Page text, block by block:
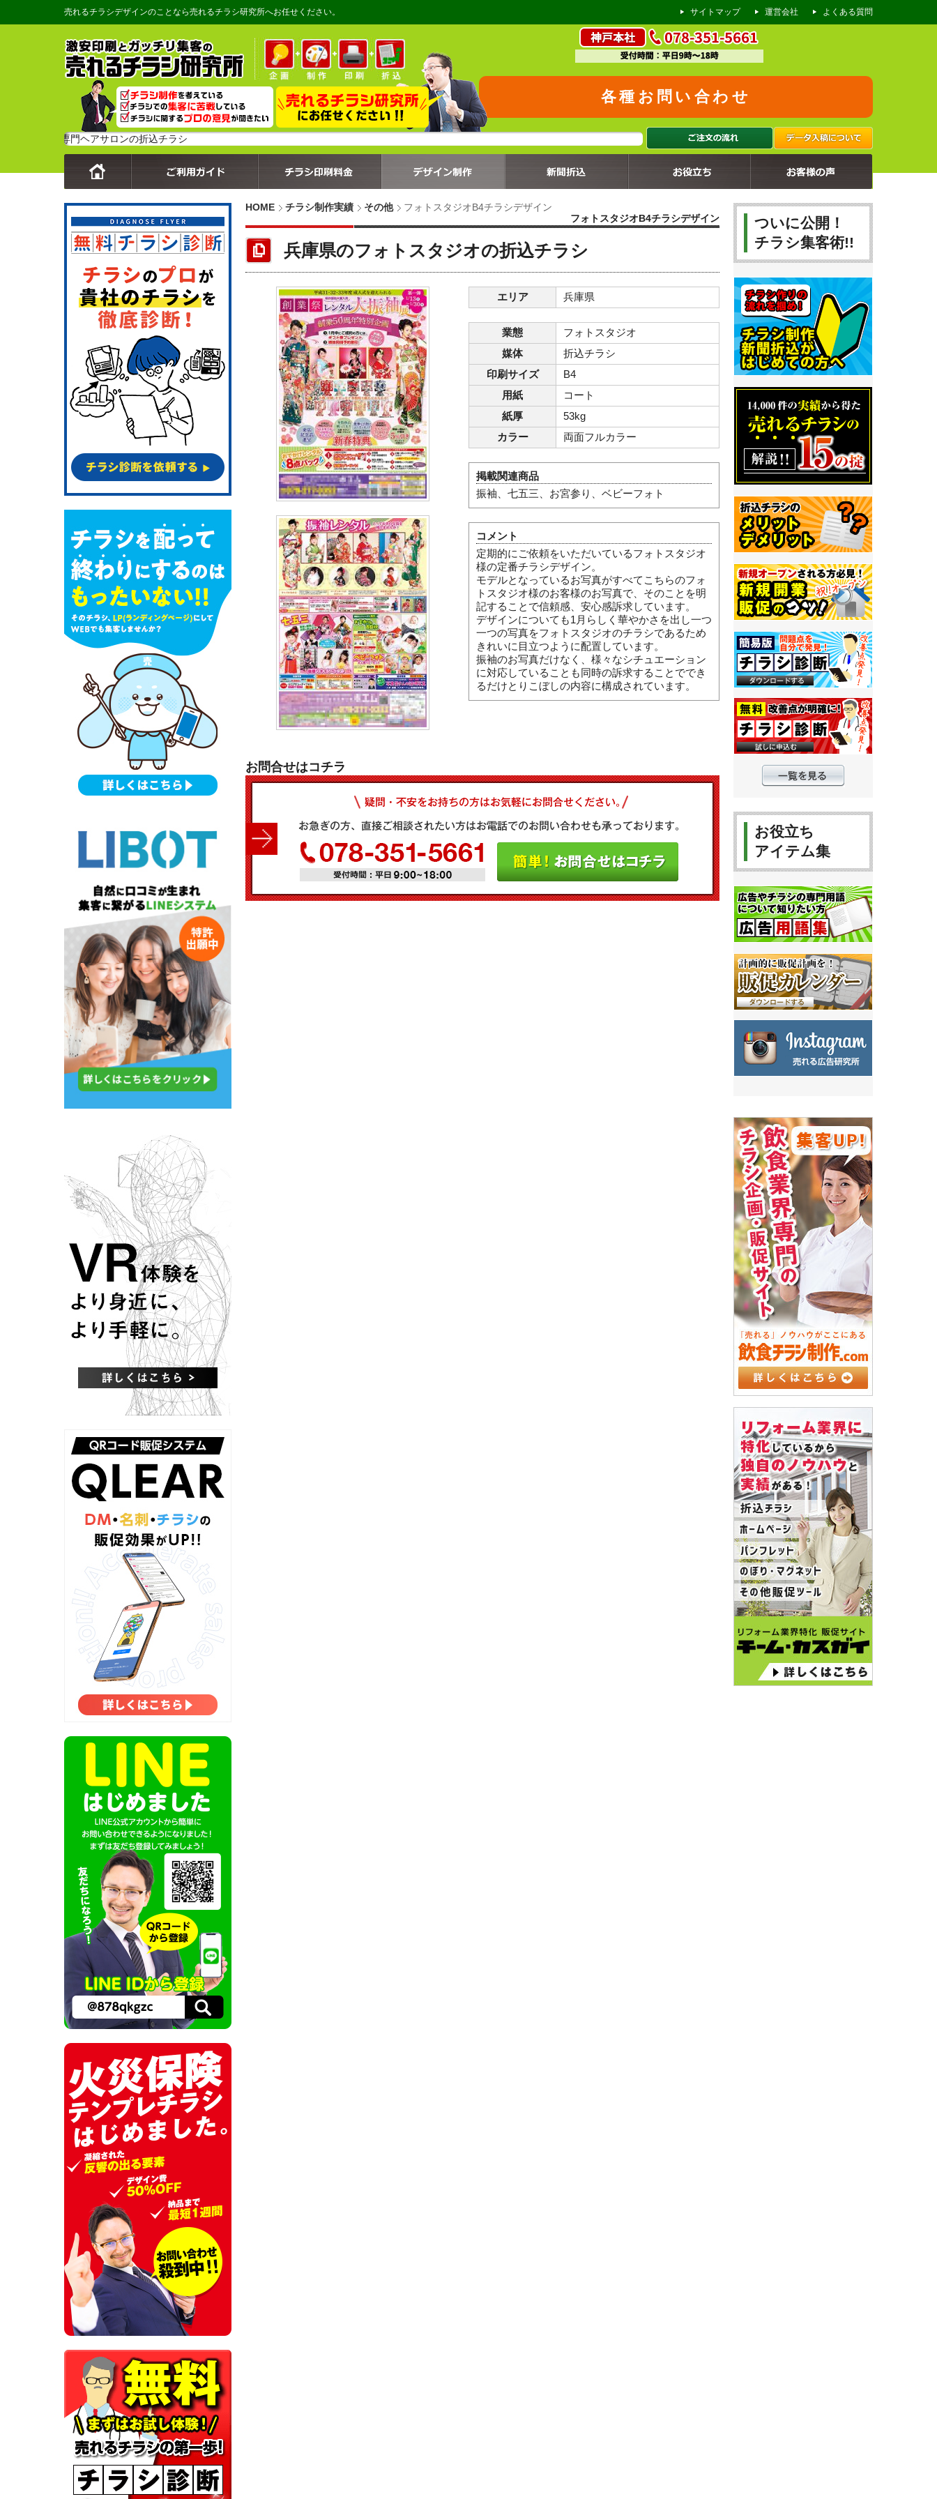
売れるチラシデザインのことなら売れるチラシ研究所へお任せください。 サイトマップ 運営会社 よくある質問
各種お問い合わせ
育毛専門ヘアサロンの折込チラシ 2024.08.23 リフォーム会社のチラシ
2024.08.16 リフォーム会社の懸垂幕
2024.08.09 リフォーム会社の火災保険申請チラシ
2024.08.02 古美術買取店のチラシ
2024.07.26 仕出し店の折込チラシ
2024.07.19 調理師専門学校のオープンキャンパス告知チラシ
2024.07.12 製菓専門学校のオープンキャンパス告知チラシ
2024.07.05 リフォーム会社様のチラシ
2024.06.28 塾のオープンチラシ
HOME チラシ制作実績 その他
フォトスタジオB4チラシデザイン
フォトスタジオB4チラシデザイン
兵庫県のフォトスタジオの折込チラシ
エリア 兵庫県
業態
フォトスタジオ
媒体
折込チラシ
印刷サイズ
B4
用紙
コート
紙厚
53kg
カラー
両面フルカラー
掲載関連商品
振袖、七五三、お宮参り、ベビーフォト
コメント
定期的にご依頼をいただいているフォトスタジオ
様の定番チラシデザイン。
モデルとなっているお写真がすべてこちらのフォ
トスタジオ様のお客様のお写真で、そのことを明
記することで信頼感、安心感訴求しています。
デザインについても1月らしく華やかさを出し一つ
一つの写真をフォトスタジオのチラシであるため
きれいに目立つように配置しています。
振袖のお写真だけなく、様々なシチュエーション
に対応していることも同時の訴求することででき
るだけとりこぼしの内容に構成されています。
お問合せはコチラ
ついに公開！
チラシ集客術!!
お役立ち
アイテム集